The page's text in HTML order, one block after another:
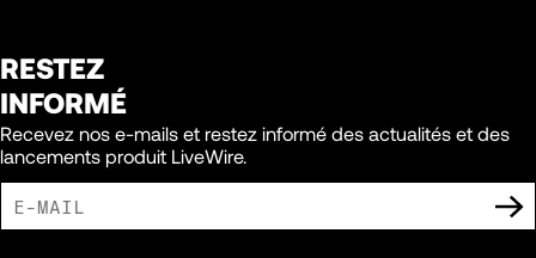
RESTEZ
INFORMÉ
Recevez nos e-mails et restez informé des actualités et des
lancements produit LiveWire.